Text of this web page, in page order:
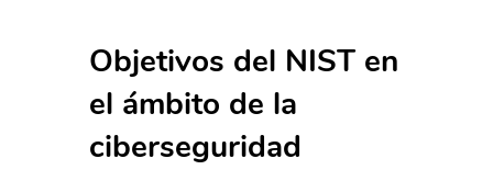
Objetivos del NIST en
el ámbito de la
ciberseguridad